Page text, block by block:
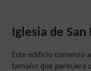
Iglesia de San
Este edificio comenzó
tamaño que pareciera